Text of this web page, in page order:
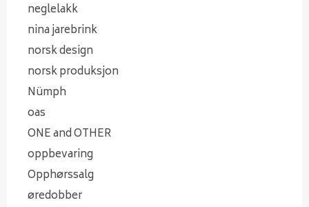
neglelakk
nina jarebrink
norsk design
norsk produksjon
Nümph
oas
ONE and OTHER
oppbevaring
Opphørssalg
øredobber